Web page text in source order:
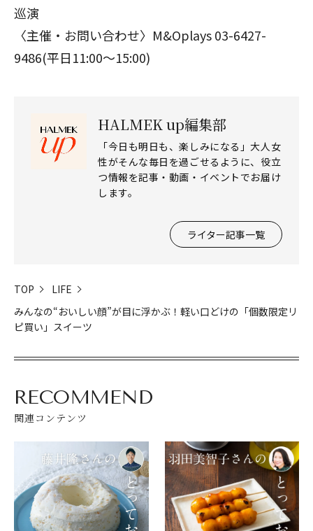
巡演
〈主催・お問い合わせ〉M&Oplays 03-6427-
9486(平日11:00～15:00)
HALMEK up編集部
「今日も明日も、楽しみになる」大人女
性がそんな毎日を過ごせるように、役立
つ情報を記事・動画・イベントでお届け
します。
ライター記事一覧
TOP
LIFE
みんなの“おいしい顔”が目に浮かぶ！軽い口どけの「個数限定リ
ピ買い」スイーツ
RECOMMEND
関連コンテンツ